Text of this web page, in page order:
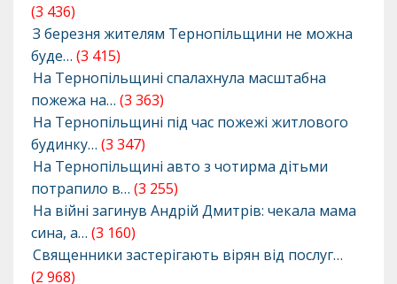
(3 436)
З березня жителям Тернопільщини не можна
буде… (3 415)
На Тернопільщині спалахнула масштабна
пожежа на… (3 363)
На Тернопільщині під час пожежі житлового
будинку… (3 347)
На Тернопільщині авто з чотирма дітьми
потрапило в… (3 255)
На війні загинув Андрій Дмитрів: чекала мама
сина, а… (3 160)
Священники застерігають вірян від послуг…
(2 968)